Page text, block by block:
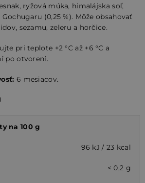
ryžová múka, himalájska soľ,
(0,25 %). Môže obsahovať
sezamu, zeleru a horčice.
pri teplote +2 °C až +6 °C a
po otvorení.
6 mesiacov.
na 100 g
96 kJ / 23 kcal
< 0,2 g